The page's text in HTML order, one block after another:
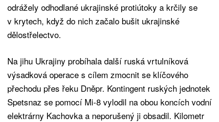
odrážely odhodlané ukrajinské protiútoky a krčily se
v krytech, když do nich začalo bušit ukrajinské
dělostřelectvo.
Na jihu Ukrajiny probíhala další ruská vrtulníková
výsadková operace s cílem zmocnit se klíčového
přechodu přes řeku Dněpr. Kontingent ruských jednotek
Spetsnaz se pomocí Mi-8 vylodil na obou koncích vodní
elektrárny Kachovka a neporušený ji obsadil. Kilometr